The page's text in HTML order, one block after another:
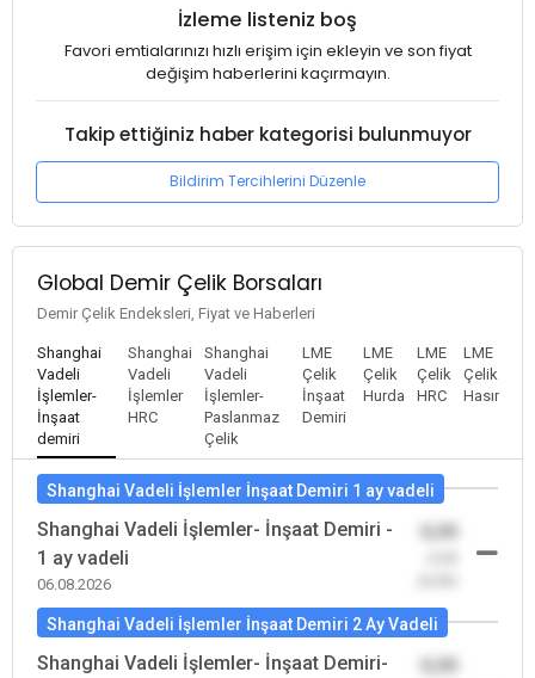
İzleme listeniz boş
Favori emtialarınızı hızlı erişim için ekleyin ve son fiyat
değişim haberlerini kaçırmayın.
Takip ettiğiniz haber kategorisi bulunmuyor
Bildirim Tercihlerini Düzenle
Global Demir Çelik Borsaları
Demir Çelik Endeksleri, Fiyat ve Haberleri
Shanghai
Vadeli
İşlemler-
İnşaat
demiri
Shanghai
Vadeli
İşlemler
HRC
Shanghai
Vadeli
İşlemler-
Paslanmaz
Çelik
LME
Çelik
İnşaat
Demiri
LME
Çelik
Hurda
LME
Çelik
HRC
LME
Çelik
Hasır
Shanghai Vadeli İşlemler İnşaat Demiri 1 ay vadeli
Shanghai Vadeli İşlemler- İnşaat Demiri -
1 ay vadeli
06.08.2026
Shanghai Vadeli İşlemler İnşaat Demiri 2 Ay Vadeli
Shanghai Vadeli İşlemler- İnşaat Demiri-